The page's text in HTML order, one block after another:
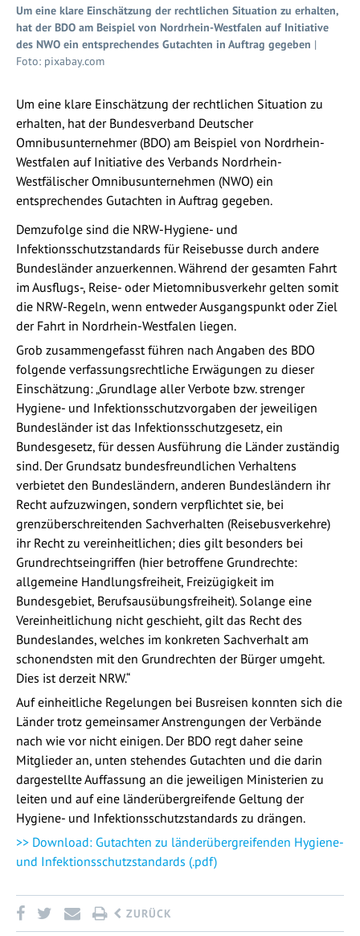
Um eine klare Einschätzung der rechtlichen Situation zu erhalten,
hat der BDO am Beispiel von Nordrhein-Westfalen auf Initiative
des NWO ein entsprechendes Gutachten in Auftrag gegeben |
Foto: pixabay.com
Um eine klare Einschätzung der rechtlichen Situation zu
erhalten, hat der Bundesverband Deutscher
Omnibusunternehmer (BDO) am Beispiel von Nordrhein-
Westfalen auf Initiative des Verbands Nordrhein-
Westfälischer Omnibusunternehmen (NWO) ein
entsprechendes Gutachten in Auftrag gegeben.
Demzufolge sind die NRW-Hygiene- und
Infektionsschutzstandards für Reisebusse durch andere
Bundesländer anzuerkennen. Während der gesamten Fahrt
im Ausflugs-, Reise- oder Mietomnibusverkehr gelten somit
die NRW-Regeln, wenn entweder Ausgangspunkt oder Ziel
der Fahrt in Nordrhein-Westfalen liegen.
Grob zusammengefasst führen nach Angaben des BDO
folgende verfassungsrechtliche Erwägungen zu dieser
Einschätzung: „Grundlage aller Verbote bzw. strenger
Hygiene- und Infektionsschutzvorgaben der jeweiligen
Bundesländer ist das Infektionsschutzgesetz, ein
Bundesgesetz, für dessen Ausführung die Länder zuständig
sind. Der Grundsatz bundesfreundlichen Verhaltens
verbietet den Bundesländern, anderen Bundesländern ihr
Recht aufzuzwingen, sondern verpflichtet sie, bei
grenzüberschreitenden Sachverhalten (Reisebusverkehre)
ihr Recht zu vereinheitlichen; dies gilt besonders bei
Grundrechtseingriffen (hier betroffene Grundrechte:
allgemeine Handlungsfreiheit, Freizügigkeit im
Bundesgebiet, Berufsausübungsfreiheit). Solange eine
Vereinheitlichung nicht geschieht, gilt das Recht des
Bundeslandes, welches im konkreten Sachverhalt am
schonendsten mit den Grundrechten der Bürger umgeht.
Dies ist derzeit NRW.“
Auf einheitliche Regelungen bei Busreisen konnten sich die
Länder trotz gemeinsamer Anstrengungen der Verbände
nach wie vor nicht einigen. Der BDO regt daher seine
Mitglieder an, unten stehendes Gutachten und die darin
dargestellte Auffassung an die jeweiligen Ministerien zu
leiten und auf eine länderübergreifende Geltung der
Hygiene- und Infektionsschutzstandards zu drängen.
>> Download: Gutachten zu länderübergreifenden Hygiene-
und Infektionsschutzstandards (.pdf)
ZURÜCK